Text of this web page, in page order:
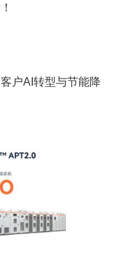
户AI转型与节能降